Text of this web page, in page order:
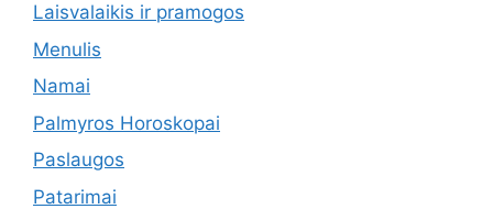
Laisvalaikis ir pramogos
Menulis
Namai
Palmyros Horoskopai
Paslaugos
Patarimai